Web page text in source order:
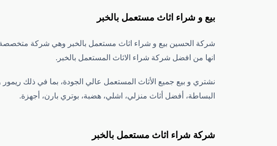
بيع و شراء اثاث مستعمل بالخبر
شركة الحسين بيع و شراء اثاث مستعمل بالخبر وهي شركة متخصصة
انها من افضل شركة شراء الاثاث المستعمل بالخبر.
نشتري و بيع جميع الأثاث المستعمل عالي الجودة، بما في ذلك ريمور
البساطة، أفضل أثاث منزلي، اشلي، هضبة، بوتري بارن، أجهزة.
شركة شراء اثاث مستعمل بالخبر